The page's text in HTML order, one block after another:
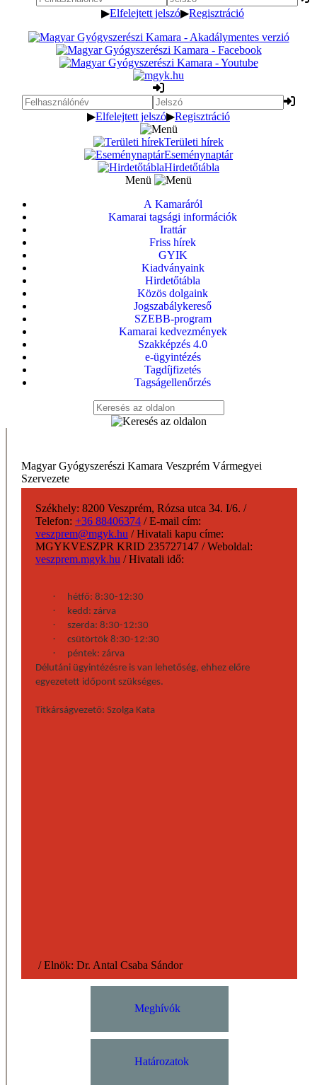
▶Elfelejtett jelszó▶Regisztráció
▶Elfelejtett jelszó▶Regisztráció
Területi hírek
Eseménynaptár
Hirdetőtábla
Menü
A Kamaráról
Kamarai tagsági információk
Irattár
Friss hírek
GYIK
Kiadványaink
Hirdetőtábla
Közös dolgaink
Jogszabálykereső
SZEBB-program
Kamarai kedvezmények
Szakképzés 4.0
e-ügyintézés
Tagdíjfizetés
Tagságellenőrzés
Magyar Gyógyszerészi Kamara Veszprém Vármegyei
Szervezete
Székhely: 8200 Veszprém, Rózsa utca 34. I/6. /
Telefon: +36 88406374 /E-mail cím:
veszprem@mgyk.hu /Hivatali kapu címe:
MGYKVESZPR KRID 235727147 /Weboldal:
veszprem.mgyk.hu /Hivatali idő:
· hétfő: 8:30-12:30
· kedd: zárva
· szerda: 8:30-12:30
· csütörtök 8:30-12:30
·
péntek: zárva
Délutáni ügyintézésre is van lehetőség, ehhez előre
egyezetett időpont szükséges.
Titkárságvezető: Szolga Kata
/Elnök: Dr. Antal Csaba Sándor
Meghívók
Határozatok